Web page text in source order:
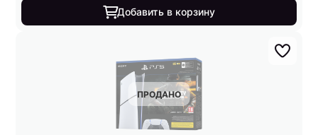
Добавить в корзину
ПРОДАНО